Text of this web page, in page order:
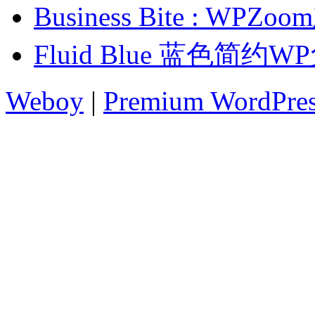
Business Bite :
Fluid Blue 蓝色简约
Weboy | Premium